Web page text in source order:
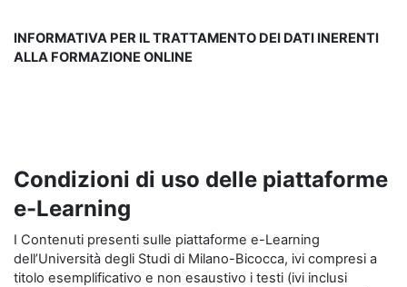
INFORMATIVA PER IL TRATTAMENTO DEI DATI INERENTI
ALLA FORMAZIONE ONLINE
Condizioni di uso delle piattaforme
e-Learning
I Contenuti presenti sulle piattaforme e-Learning
dell’Università degli Studi di Milano-Bicocca, ivi compresi a
titolo esemplificativo e non esaustivo i testi (ivi inclusi